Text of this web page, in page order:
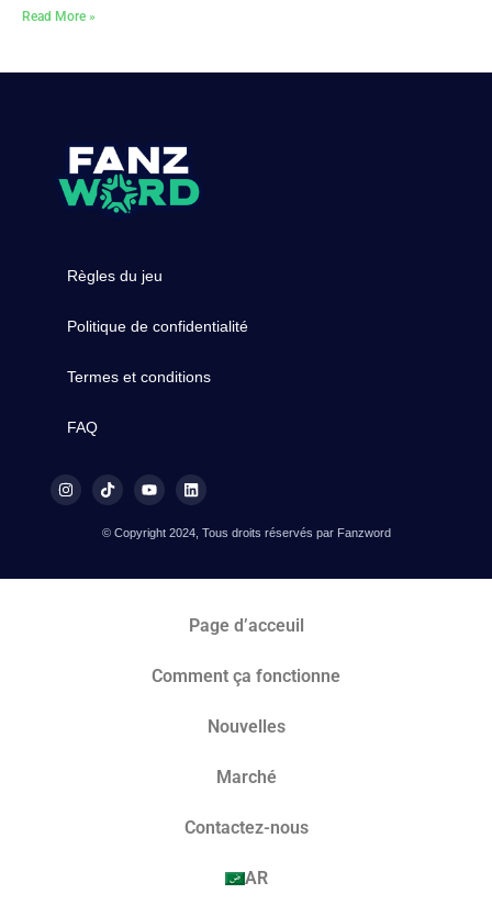
Read More »
Règles du jeu
Politique de confidentialité
Termes et conditions
FAQ
© Copyright 2024, Tous droits réservés par Fanzword
Page d’acceuil
Comment ça fonctionne
Nouvelles
Marché​
Contactez-nous
AR